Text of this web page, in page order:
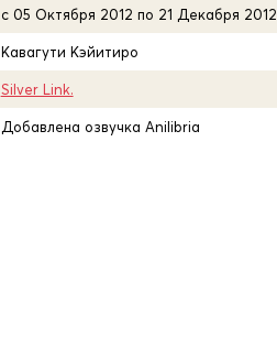
c 05 Октября 2012 по 21 Декабря 2012
Кавагути Кэйитиро
Silver Link.
Добавлена озвучка Anilibria